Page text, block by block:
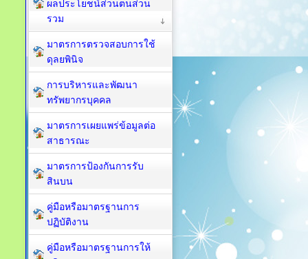
ผลประโยชน์ส่วนตนส่วน
รวม
มาตรการตรวจสอบการใช้
ดุลยพินิจ
การบริหารและพัฒนา
ทรัพยากรบุคคล
มาตรการเผยแพร่ข้อมูลต่อ
สาธารณะ
มาตรการป้องกันการรับ
สินบน
คู่มือหรือมาตรฐานการ
ปฏิบัติงาน
คู่มือหรือมาตรฐานการให้